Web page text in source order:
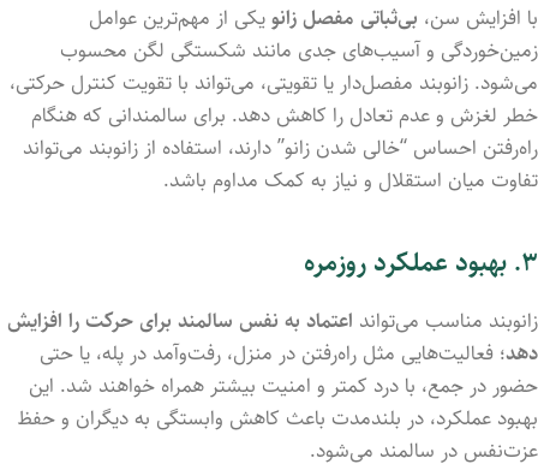
با افزایش سن، بی‌ثباتی مفصلزانویکی از مهم‌ترین عوامل
زمین‌خوردگی و آسیب‌های جدی مانند شکستگی لگن محسوب
می‌شود. زانوبند مفصل‌دار یا تقویتی، می‌تواند با تقویت کنترل حرکتی،
خطر لغزش و عدم تعادل را کاهش دهد. برای سالمندانی کههنگام
راه‌رفتن احساس “خالی شدن زانو”دارند، استفاده از زانوبند می‌تواند
تفاوت میان استقلال و نیاز به کمک مداوم باشد.
۳. بهبود عملکرد روزمره
زانوبند مناسب می‌تواند اعتماد به نفس سالمند برای حرکت را افزایش
دهد؛ فعالیت‌هایی مثل راه‌رفتن در منزل، رفت‌وآمد در پله، یا حتی
حضور در جمع، با درد کمتر و امنیت بیشتر همراه خواهند شد. این
بهبود عملکرد، در بلندمدت باعث کاهش وابستگی بهدیگران و حفظ
عزت‌نفس در سالمند می‌شود.